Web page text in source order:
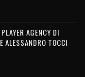
AGENCY DI
ALESSANDRO TOCCI